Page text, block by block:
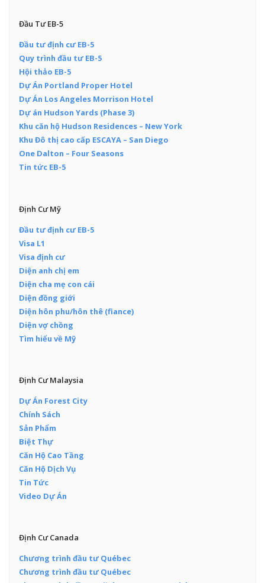
Đầu Tư EB-5
Đầu tư định cư EB-5
Quy trình đầu tư EB-5
Hội thảo EB-5
Dự Án Portland Proper Hotel
Dự Án Los Angeles Morrison Hotel
Dự án Hudson Yards (Phase 3)
Khu căn hộ Hudson Residences – New York
Khu Đô thị cao cấp ESCAYA – San Diego
One Dalton – Four Seasons
Tin tức EB-5
Định Cư Mỹ
Đầu tư định cư EB-5
Visa L1
Visa định cư
Diện anh chị em
Diện cha mẹ con cái
Diện đồng giới
Diện hôn phu/hôn thê (fiance)
Diện vợ chồng
Tìm hiểu về Mỹ
Định Cư Malaysia
Dự Án Forest City
Chính Sách
Sản Phẩm
Biệt Thự
Căn Hộ Cao Tầng
Căn Hộ Dịch Vụ
Tin Tức
Video Dự Án
Định Cư Canada
Chương trình đầu tư Québec
Chương trình đầu tư Québec